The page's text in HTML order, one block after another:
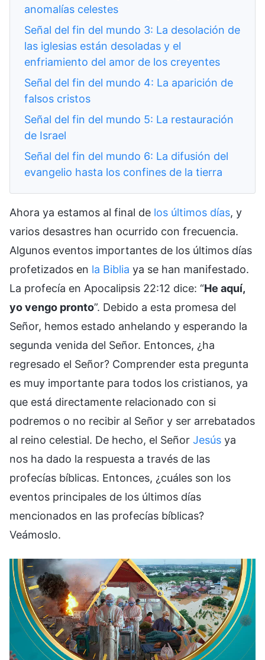
anomalías celestes
Señal del fin del mundo 3: La desolación de
las iglesias están desoladas y el
enfriamiento del amor de los creyentes
Señal del fin del mundo 4: La aparición de
falsos cristos
Señal del fin del mundo 5: La restauración
de Israel
Señal del fin del mundo 6: La difusión del
evangelio hasta los confines de la tierra
Ahora ya estamos al final de los últimos días, y
varios desastres han ocurrido con frecuencia.
Algunos eventos importantes de los últimos días
profetizados en la Biblia ya se han manifestado.
La profecía en Apocalipsis 22:12 dice: “He aquí,
yo vengo pronto”. Debido a esta promesa del
Señor, hemos estado anhelando y esperando la
segunda venida del Señor. Entonces, ¿ha
regresado el Señor? Comprender esta pregunta
es muy importante para todos los cristianos, ya
que está directamente relacionado con si
podremos o no recibir al Señor y ser arrebatados
al reino celestial. De hecho, el Señor Jesús ya
nos ha dado la respuesta a través de las
profecías bíblicas. Entonces, ¿cuáles son los
eventos principales de los últimos días
mencionados en las profecías bíblicas?
Veámoslo.